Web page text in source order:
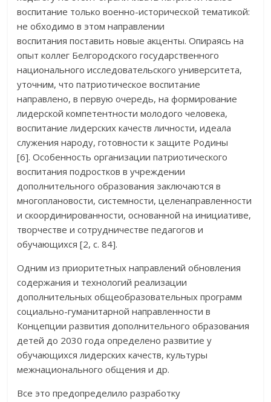
воспитание только военно-исторической тематикой:
не обходимо в этом направлении
воспитания поставить новые акценты. Опираясь на
опыт коллег Белгородского государственного
национального исследовательского университета,
уточним, что патриотическое воспитание
направлено, в первую очередь, на формирование
лидерской компетентности молодого человека,
воспитание лидерских качеств личности, идеала
служения народу, готовности к защите Родины
[6]. Особенность организации патриотического
воспитания подростков в учреждении
дополнительного образования заключаются в
многоплановости, системности, целенаправленности
и скоординированности, основанной на инициативе,
творчестве и сотрудничестве педагогов и
обучающихся [2, с. 84].
Одним из приоритетных направлений обновления
содержания и технологий реализации
дополнительных общеобразовательных программ
социально-гуманитарной направленности в
Концепции развития дополнительного образования
детей до 2030 года определено развитие у
обучающихся лидерских качеств, культуры
межнационального общения и др.
Все это предопределило разработку